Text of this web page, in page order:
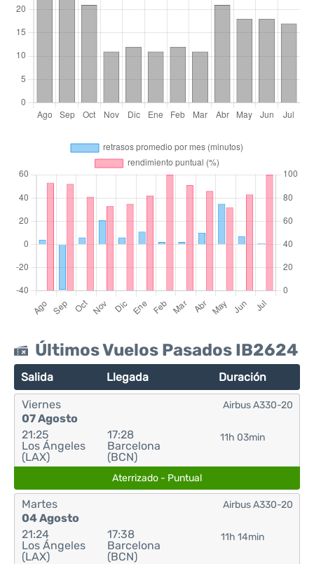
Últimos Vuelos Pasados IB2624
Salida Llegada Duración
Viernes
07 Agosto
21:25
Los Ángeles
(LAX)
17:28
Barcelona
(BCN)
11h 03min
Airbus A330-20
Aterrizado - Puntual
Martes
04 Agosto
21:24
Los Ángeles
(LAX)
17:38
Barcelona
(BCN)
11h 14min
Airbus A330-20